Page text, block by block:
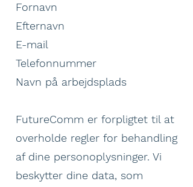
Fornavn
Efternavn
E-mail
Telefonnummer
Navn på arbejdsplads
FutureComm er forpligtet til at
overholde regler for behandling
af dine personoplysninger. Vi
beskytter dine data, som